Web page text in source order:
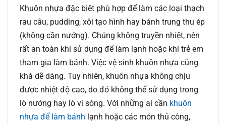
Khuôn nhựa đặc biệt phù hợp để làm các loại thạch
rau câu, pudding, xôi tạo hình hay bánh trung thu ép
(không cần nướng). Chúng không truyền nhiệt, nên
rất an toàn khi sử dụng để làm lạnh hoặc khi trẻ em
tham gia làm bánh. Việc vệ sinh khuôn nhựa cũng
khá dễ dàng. Tuy nhiên, khuôn nhựa không chịu
được nhiệt độ cao, do đó không thể sử dụng trong
lò nướng hay lò vi sóng. Với những ai cần khuôn
nhựa để làm bánh lạnh hoặc các món thủ công,